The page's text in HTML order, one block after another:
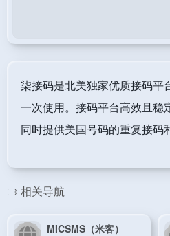
柒接码是北美独家优质接码平
一次使用。接码平台高效且稳
同时提供美国号码的重复接码
相关导航
MICSMS（米客）